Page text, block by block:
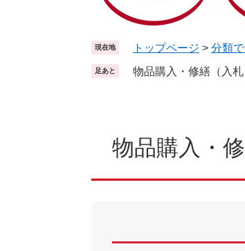
現在地 トップページ > 分類
足あと 物品購入・修繕（入札
物品購入・